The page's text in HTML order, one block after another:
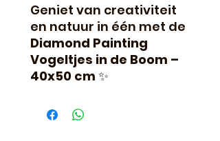
Geniet van creativiteit
en natuur in één met de
Diamond Painting
Vogeltjes in de Boom –
40x50 cm ✨